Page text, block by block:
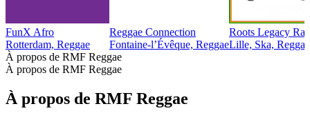
FunX Afro
Rotterdam, Reggae
Reggae Connection
Fontaine-l’Évêque, Reggae
Roots Legacy
Lille, Ska,
À propos de RMF Reggae
À propos de RMF Reggae
À propos de RMF Reggae